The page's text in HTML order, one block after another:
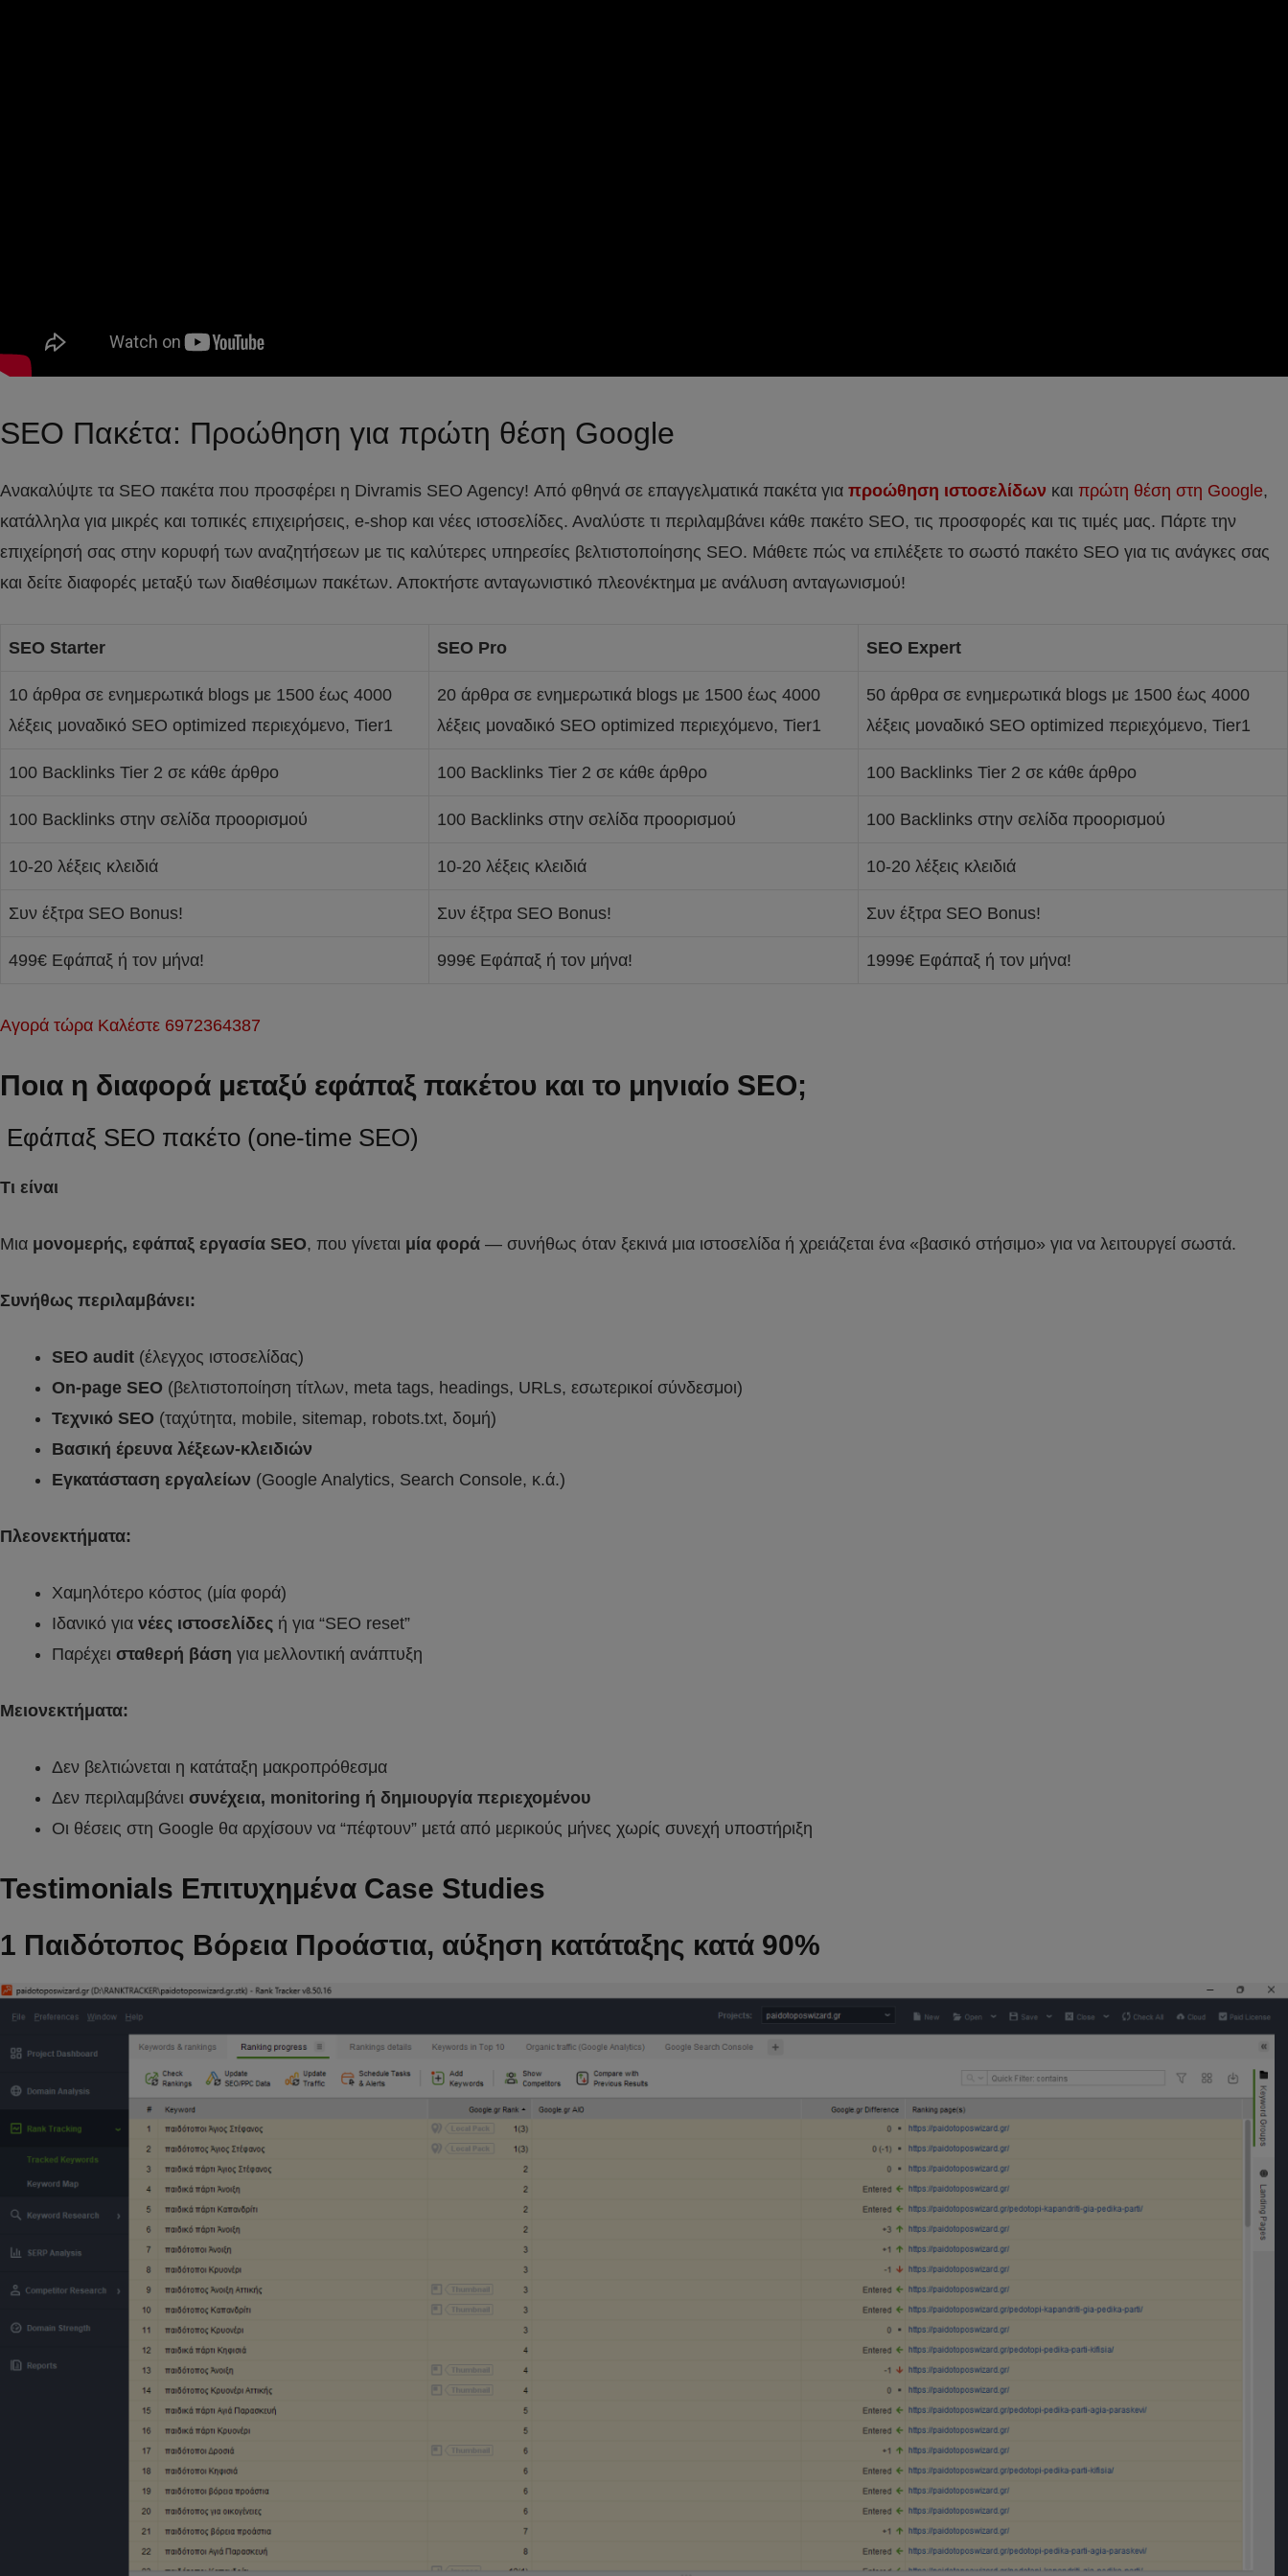
SEO Πακέτα: Προώθηση για πρώτη θέση Google
Ανακαλύψτε τα SEO πακέτα που προσφέρει η Divramis SEO Agency! Από φθηνά σε επαγγελματικά πακέτα για προώθηση ιστοσελίδων και πρώτη θέση στη Google,
κατάλληλα για μικρές και τοπικές επιχειρήσεις, e-shop και νέες ιστοσελίδες. Αναλύστε τι περιλαμβάνει κάθε πακέτο SEO, τις προσφορές και τις τιμές μας. Πάρτε την
επιχείρησή σας στην κορυφή των αναζητήσεων με τις καλύτερες υπηρεσίες βελτιστοποίησης SEO. Μάθετε πώς να επιλέξετε το σωστό πακέτο SEO για τις ανάγκες σας
και δείτε διαφορές μεταξύ των διαθέσιμων πακέτων. Αποκτήστε ανταγωνιστικό πλεονέκτημα με ανάλυση ανταγωνισμού!
SEO Starter SEO Pro SEO Expert
10 άρθρα σε ενημερωτικά blogs με 1500 έως 4000
λέξεις μοναδικό SEO optimized περιεχόμενο, Tier1
20 άρθρα σε ενημερωτικά blogs με 1500 έως 4000
λέξεις μοναδικό SEO optimized περιεχόμενο, Tier1
50 άρθρα σε ενημερωτικά blogs με 1500 έως 4000
λέξεις μοναδικό SEO optimized περιεχόμενο, Tier1
100 Backlinks Tier 2 σε κάθε άρθρο 100 Backlinks Tier 2 σε κάθε άρθρο 100 Backlinks Tier 2 σε κάθε άρθρο
100 Backlinks στην σελίδα προορισμού 100 Backlinks στην σελίδα προορισμού 100 Backlinks στην σελίδα προορισμού
10-20 λέξεις κλειδιά 10-20 λέξεις κλειδιά 10-20 λέξεις κλειδιά
Συν έξτρα SEO Bonus! Συν έξτρα SEO Bonus! Συν έξτρα SEO Bonus!
499€ Εφάπαξ ή τον μήνα! 999€ Εφάπαξ ή τον μήνα! 1999€ Εφάπαξ ή τον μήνα!
Αγορά τώρα Καλέστε 6972364387
Ποια η διαφορά μεταξύ εφάπαξ πακέτου και το μηνιαίο SEO;
Εφάπαξ SEO πακέτο (one-time SEO)
Τι είναι
Μια μονομερής, εφάπαξ εργασία SEO, που γίνεται μία φορά — συνήθως όταν ξεκινά μια ιστοσελίδα ή χρειάζεται ένα «βασικό στήσιμο» για να λειτουργεί σωστά.
Συνήθως περιλαμβάνει:
SEO audit (έλεγχος ιστοσελίδας)
On-page SEO (βελτιστοποίηση τίτλων, meta tags, headings, URLs, εσωτερικοί σύνδεσμοι)
Τεχνικό SEO (ταχύτητα, mobile, sitemap, robots.txt, δομή)
Βασική έρευνα λέξεων-κλειδιών
Εγκατάσταση εργαλείων (Google Analytics, Search Console, κ.ά.)
Πλεονεκτήματα:
Χαμηλότερο κόστος (μία φορά)
Ιδανικό για νέες ιστοσελίδες ή για “SEO reset”
Παρέχει σταθερή βάση για μελλοντική ανάπτυξη
Μειονεκτήματα:
Δεν βελτιώνεται η κατάταξη μακροπρόθεσμα
Δεν περιλαμβάνει συνέχεια, monitoring ή δημιουργία περιεχομένου
Οι θέσεις στη Google θα αρχίσουν να “πέφτουν” μετά από μερικούς μήνες χωρίς συνεχή υποστήριξη
Testimonials Επιτυχημένα Case Studies
1 Παιδότοπος Βόρεια Προάστια, αύξηση κατάταξης κατά 90%